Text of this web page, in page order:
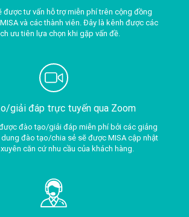
được tư vấn hỗ trợ miễn phí trên cộng đồng
và các thành viên. Đây là kênh được các
ưu tiên lựa chọn khi gặp vấn đề.
giải đáp trực tuyến qua Zoom
đào tạo/giải đáp miễn phí bởi các giảng
dung đào tạo/chia sẻ sẽ được MISA cập nhật
căn cứ nhu cầu của khách hàng.